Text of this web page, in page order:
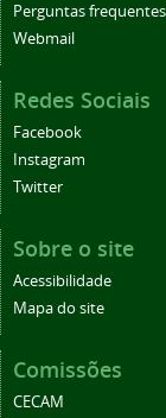
Perguntas frequentes
Webmail
Redes Sociais
Facebook
Instagram
Twitter
Sobre o site
Acessibilidade
Mapa do site
Comissões
CECAM